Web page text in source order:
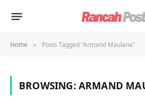
Home » Posts Tagged "Armand Maulana"
BROWSING:ARMAND